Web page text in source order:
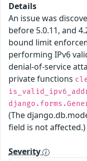
Details
An issue was
before 5.0.11, and
bound limit
performing IPv6
denial-of-service
private functions
(The
field is not affected.)
Severity